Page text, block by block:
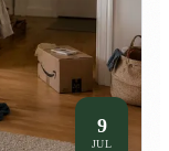
9
JUL